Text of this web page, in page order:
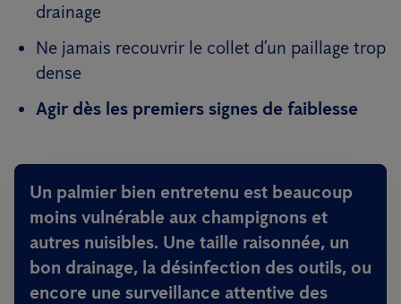
drainage
Ne jamais recouvrir le collet d’un paillage trop
dense
Agir dès les premiers signes de faiblesse
Un palmier bien entretenu est beaucoup
moins vulnérable aux champignons et
autres nuisibles. Une taille raisonnée, un
bon drainage, la désinfection des outils, ou
encore une surveillance attentive des